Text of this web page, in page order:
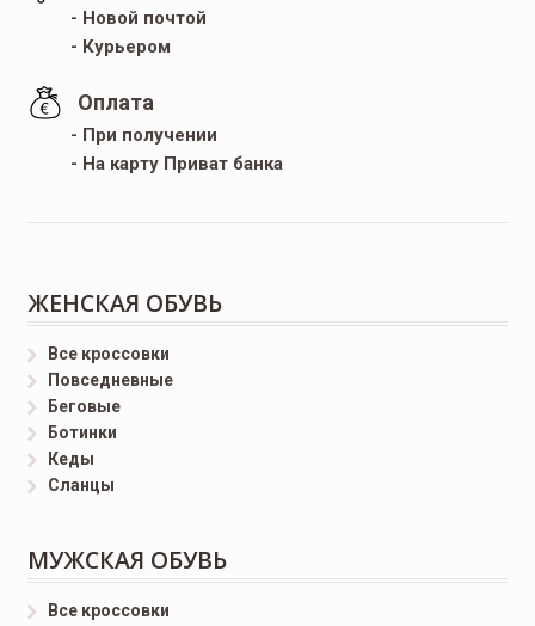
- Новой почтой
- Курьером
Оплата
- При получении
- На карту Приват банка
ЖЕНСКАЯ ОБУВЬ
Все кроссовки
Повседневные
Беговые
Ботинки
Кеды
Сланцы
МУЖСКАЯ ОБУВЬ
Все кроссовки